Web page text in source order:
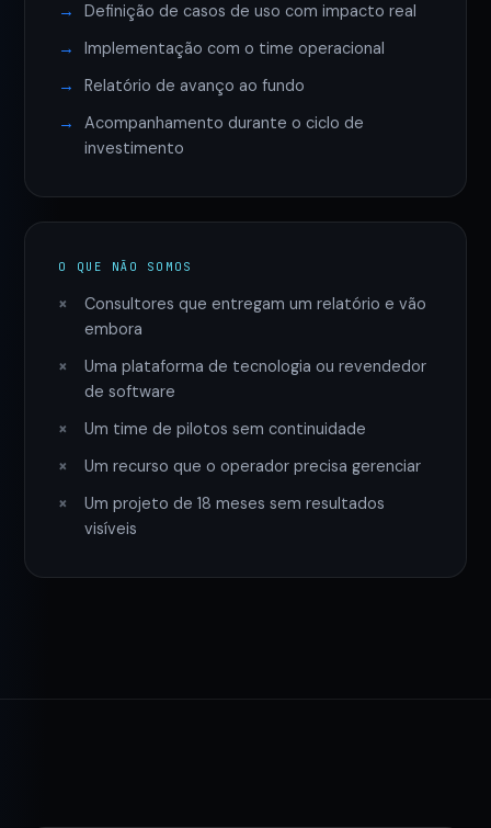
Definição de casos de uso com impacto real
Implementação com o time operacional
Relatório de avanço ao fundo
Acompanhamento durante o ciclo de
investimento
O QUE NÃO SOMOS
Consultores que entregam um relatório e vão
embora
Uma plataforma de tecnologia ou revendedor
de software
Um time de pilotos sem continuidade
Um recurso que o operador precisa gerenciar
Um projeto de 18 meses sem resultados
visíveis